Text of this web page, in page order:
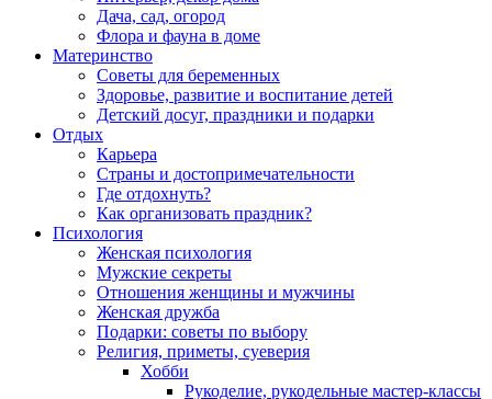
Дача, сад, огород
Флора и фауна в доме
Материнство
Советы для беременных
Здоровье, развитие и воспитание детей
Детский досуг, праздники и подарки
Отдых
Карьера
Страны и достопримечательности
Где отдохнуть?
Как организовать праздник?
Психология
Женская психология
Мужские секреты
Отношения женщины и мужчины
Женская дружба
Подарки: советы по выбору
Религия, приметы, суеверия
Хобби
Рукоделие, рукодельные мастер-классы